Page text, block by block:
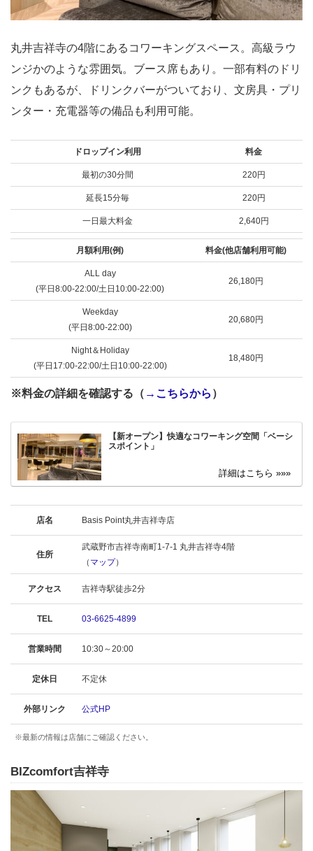
丸井吉祥寺の4階にあるコワーキングスペース。高級ラウ
ンジかのような雰囲気。ブース席もあり。一部有料のドリ
ンクもあるが、ドリンクバーがついており、文房具・プリ
ンター・充電器等の備品も利用可能。
ドロップイン利用 料金
最初の30分間 220円
延長15分毎 220円
一日最大料金 2,640円
月額利用(例) 料金(他店舗利用可能)
ALL day
(平日8:00-22:00/土日10:00-22:00)
26,180円
Weekday
(平日8:00-22:00)
20,680円
Night＆Holiday
(平日17:00-22:00/土日10:00-22:00)
18,480円
※料金の詳細を確認する（ →こちらから ）
【新オープン】快適なコワーキング空間「ベーシ
スポイント」
店名 Basis Point丸井吉祥寺店
住所
武蔵野市吉祥寺南町1-7-1 丸井吉祥寺4階
（ マップ）
アクセス 吉祥寺駅徒歩2分
TEL 03-6625-4899
営業時間 10:30～20:00
定休日 不定休
外部リンク 公式HP
※最新の情報は店舗にご確認ください。
BIZcomfort吉祥寺